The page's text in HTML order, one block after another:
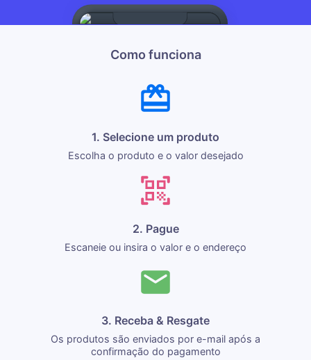
Como funciona
1. Selecione um produto
Escolha o produto e o valor desejado
2. Pague
Escaneie ou insira o valor e o endereço
3. Receba & Resgate
Os produtos são enviados por e-mail após a
confirmação do pagamento